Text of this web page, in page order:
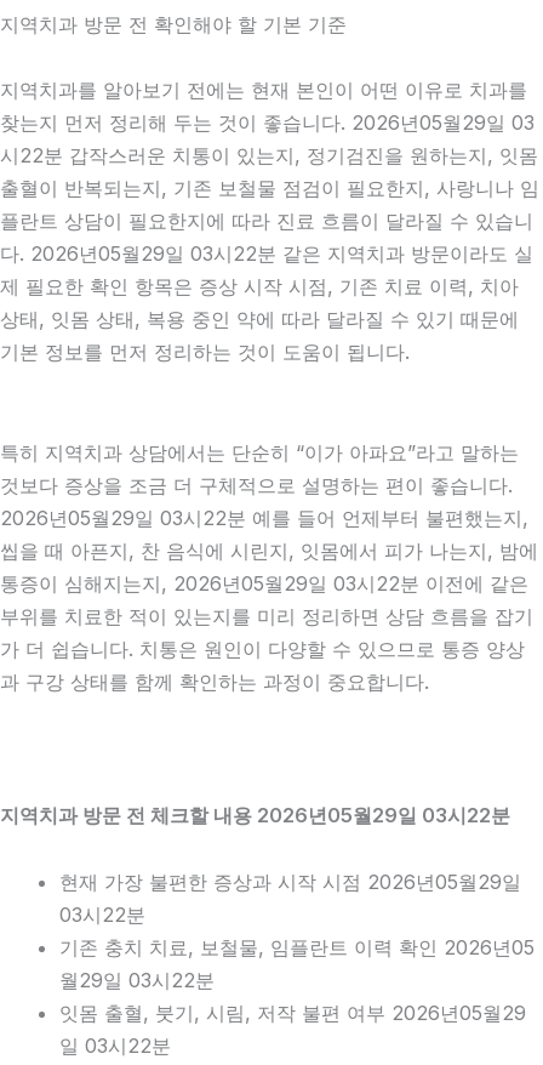
지역치과 방문 전 확인해야 할 기본 기준
지역치과를 알아보기 전에는 현재 본인이 어떤 이유로 치과를
찾는지 먼저 정리해 두는 것이 좋습니다. 2026년05월29일 03
시22분 갑작스러운 치통이 있는지, 정기검진을 원하는지, 잇몸
출혈이 반복되는지, 기존 보철물 점검이 필요한지, 사랑니나 임
플란트 상담이 필요한지에 따라 진료 흐름이 달라질 수 있습니
다. 2026년05월29일 03시22분 같은 지역치과 방문이라도 실
제 필요한 확인 항목은 증상 시작 시점, 기존 치료 이력, 치아
상태, 잇몸 상태, 복용 중인 약에 따라 달라질 수 있기 때문에
기본 정보를 먼저 정리하는 것이 도움이 됩니다.
특히 지역치과 상담에서는 단순히 “이가 아파요”라고 말하는
것보다 증상을 조금 더 구체적으로 설명하는 편이 좋습니다.
2026년05월29일 03시22분 예를 들어 언제부터 불편했는지,
씹을 때 아픈지, 찬 음식에 시린지, 잇몸에서 피가 나는지, 밤에
통증이 심해지는지, 2026년05월29일 03시22분 이전에 같은
부위를 치료한 적이 있는지를 미리 정리하면 상담 흐름을 잡기
가 더 쉽습니다. 치통은 원인이 다양할 수 있으므로 통증 양상
과 구강 상태를 함께 확인하는 과정이 중요합니다.
지역치과 방문 전 체크할 내용 2026년05월29일 03시22분
현재 가장 불편한 증상과 시작 시점 2026년05월29일
03시22분
기존 충치 치료, 보철물, 임플란트 이력 확인 2026년05
월29일 03시22분
잇몸 출혈, 붓기, 시림, 저작 불편 여부 2026년05월29
일 03시22분